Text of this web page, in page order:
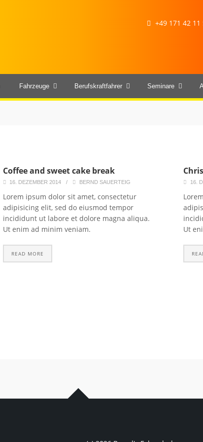
+49 171 42 11
Fahrzeuge Berufskraftfahrer Seminare
Coffee and sweet cake break
16. DEZEMBER 2014 / BERND SAUERTEIG
Lorem ipsum dolor sit amet, consectetur
adipisicing elit, sed do eiusmod tempor
incididunt ut labore et dolore magna aliqua.
Ut enim ad minim veniam.
READ MORE
16.
Ut